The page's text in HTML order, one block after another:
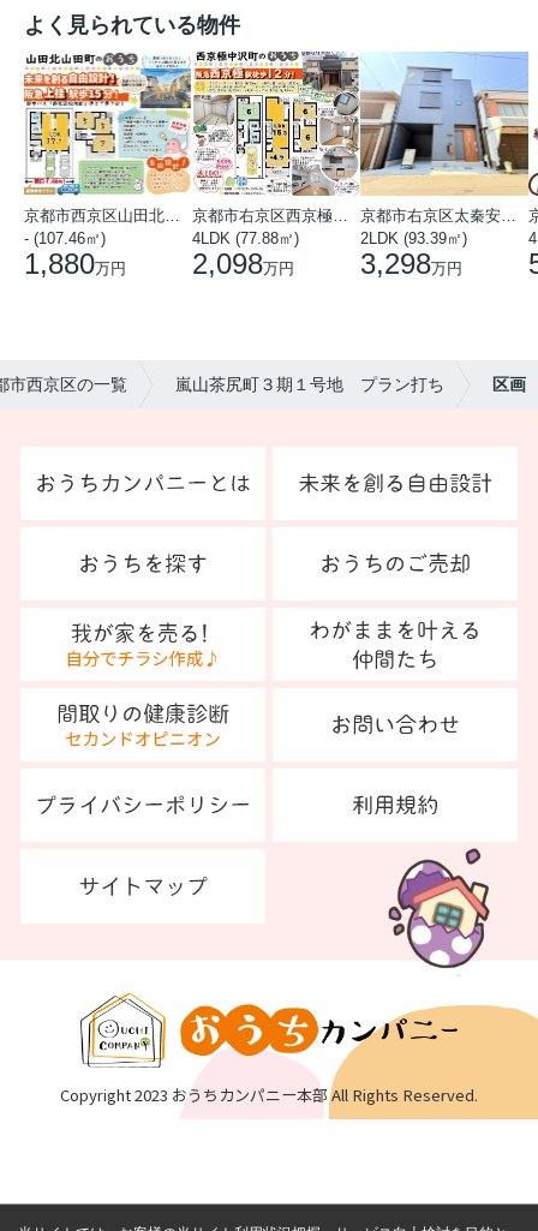
よく見られている物件
- (107.46㎡)
1,880万円
4LDK (77.88㎡)
2,098万円
2LDK (93.39㎡)
3,298万円
市西京区の一覧 嵐山茶尻町３期１号地 プラン打ち 区画
Copyright 2023 おうちカンパニー本部 All Rights Reserved.